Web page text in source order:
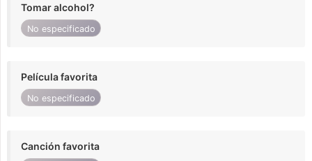
Tomar alcohol?
No especificado
Película favorita
No especificado
Canción favorita